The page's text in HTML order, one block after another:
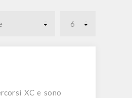
XC e sono